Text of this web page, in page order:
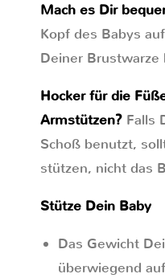
Mach es Dir
Kopf des Babys
Deiner Brustwarze
Hocker für die
Armstützen? Falls
Schoß benutzt,
stützen, nicht das
Stütze Dein Baby
Das Gewicht
überwiegend